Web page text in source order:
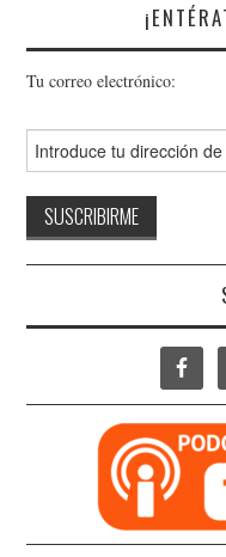
Tu correo electrónico: